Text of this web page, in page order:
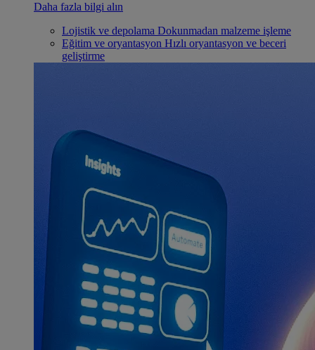
Daha fazla bilgi alın
Lojistik ve depolama Dokunmadan malzeme işleme
Eğitim ve oryantasyon Hızlı oryantasyon ve beceri
geliştirme